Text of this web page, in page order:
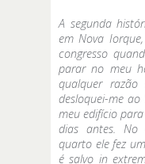
A segunda
em Nova
congresso
parar no meu
qualquer
desloquei-me
meu edifício
dias antes.
quarto ele fez
é salvo in